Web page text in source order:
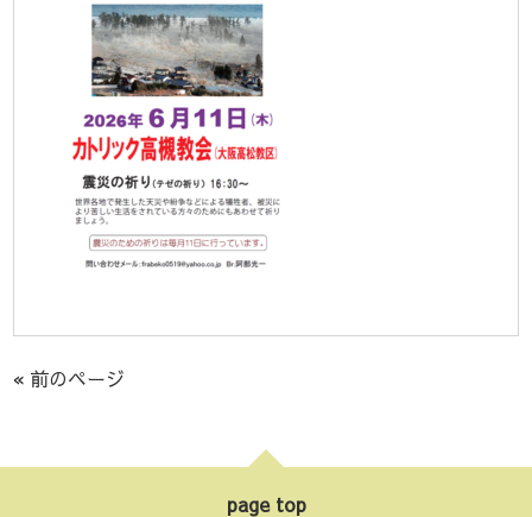
« 前のページ
page top